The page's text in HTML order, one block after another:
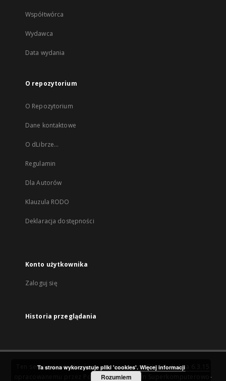
Współtwórca
Wydawca
Data wydania
O repozytorium
O Repozytorium
Dane kontaktowe
O dLibrze...
Regulamin
Dla Autorów
Klauzula RODO
Deklaracja dostępności
Konto użytkownika
Zaloguj się
Historia przeglądania
Ten serwis działa dzięki oprogramowaniuDInGO dLibra 6.3.15
Poznańskie Centrum Superkomputerowo-
Ta strona wykorzystuje pliki 'cookies'. Więcej informacji
Rozumiem